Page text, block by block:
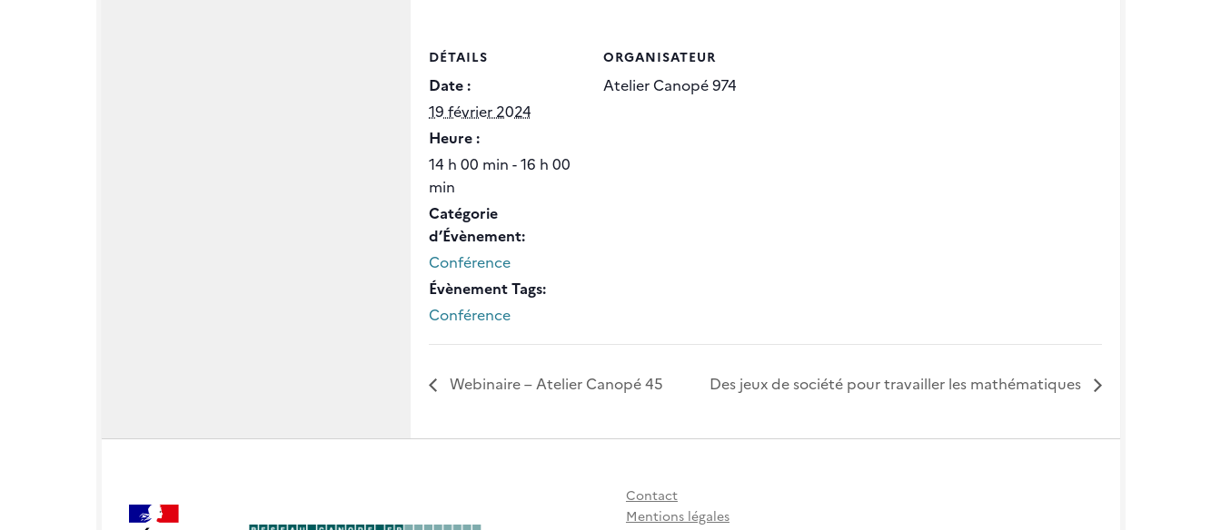
DÉTAILS
Date :
19 février 2024
Heure :
14 h 00 min - 16 h 00
min
Catégorie
d’Évènement:
Conférence
Évènement Tags:
Conférence
ORGANISATEUR
Atelier Canopé 974
Webinaire – Atelier Canopé 45 Des jeux de société pour travailler les mathématiques
Contact
Mentions légales